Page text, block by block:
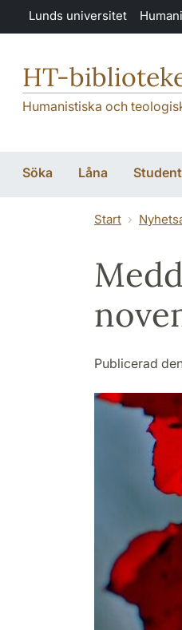
Hoppa till huvudinnehåll
Lunds universitet
HT-
Humanistiska och
Söka Låna Student
Start
Publicerad